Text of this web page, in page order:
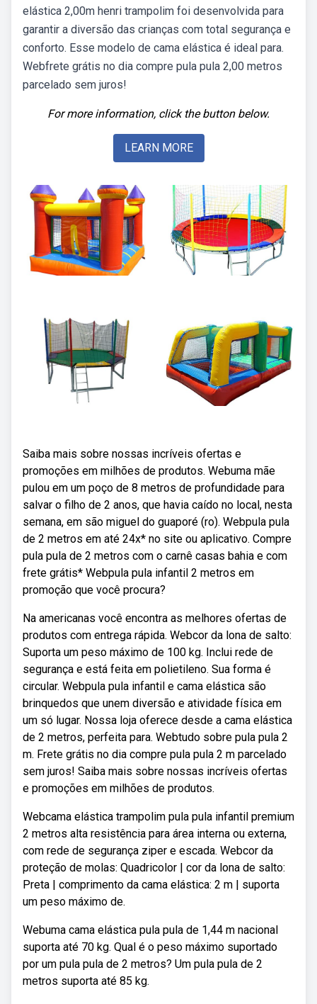
elástica 2,00m henri trampolim foi desenvolvida para
garantir a diversão das crianças com total segurança e
conforto. Esse modelo de cama elástica é ideal para.
Webfrete grátis no dia compre pula pula 2,00 metros
parcelado sem juros!
For more information, click the button below.
LEARN MORE
Saiba mais sobre nossas incríveis ofertas e
promoções em milhões de produtos. Webuma mãe
pulou em um poço de 8 metros de profundidade para
salvar o filho de 2 anos, que havia caído no local, nesta
semana, em são miguel do guaporé (ro). Webpula pula
de 2 metros em até 24x* no site ou aplicativo. Compre
pula pula de 2 metros com o carnê casas bahia e com
frete grátis* Webpula pula infantil 2 metros em
promoção que você procura?
Na americanas você encontra as melhores ofertas de
produtos com entrega rápida. Webcor da lona de salto:
Suporta um peso máximo de 100 kg. Inclui rede de
segurança e está feita em polietileno. Sua forma é
circular. Webpula pula infantil e cama elástica são
brinquedos que unem diversão e atividade física em
um só lugar. Nossa loja oferece desde a cama elástica
de 2 metros, perfeita para. Webtudo sobre pula pula 2
m. Frete grátis no dia compre pula pula 2 m parcelado
sem juros! Saiba mais sobre nossas incríveis ofertas
e promoções em milhões de produtos.
Webcama elástica trampolim pula pula infantil premium
2 metros alta resistência para área interna ou externa,
com rede de segurança ziper e escada. Webcor da
proteção de molas: Quadricolor | cor da lona de salto:
Preta | comprimento da cama elástica: 2 m | suporta
um peso máximo de.
Webuma cama elástica pula pula de 1,44 m nacional
suporta até 70 kg. Qual é o peso máximo suportado
por um pula pula de 2 metros? Um pula pula de 2
metros suporta até 85 kg.